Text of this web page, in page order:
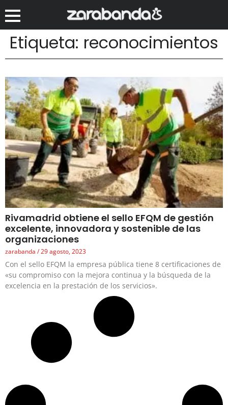
Etiqueta: reconocimientos
Rivamadrid obtiene el sello EFQM de gestión
excelente, innovadora y sostenible de las
organizaciones
zarabanda 29 agosto, 2023
Con el sello EFQM la empresa pública tiene 8 certificaciones de
«su compromiso con la mejora continua y la búsqueda de la
excelencia en la prestación de los servicios».